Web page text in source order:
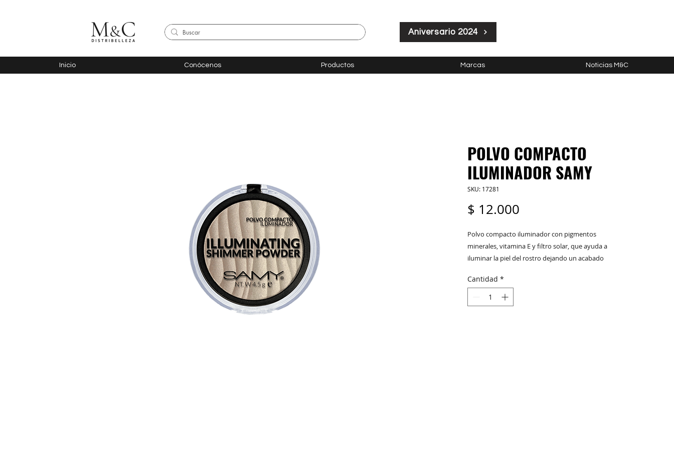
Aniversario 2024
Inicio Conócenos Productos Marcas Noticias M&C
POLVO COMPACTO
ILUMINADOR SAMY
SKU: 17281
$ 12.000
Polvo compacto iluminador con pigmentos
minerales, vitamina E y filtro solar, que ayuda a
iluminar la piel del rostro dejando un acabado
usarse en las mejillas como rubor y, en la parte
superior y hacia el centro del párpado, como
una sombra para crear puntos de luz
Cantidad *